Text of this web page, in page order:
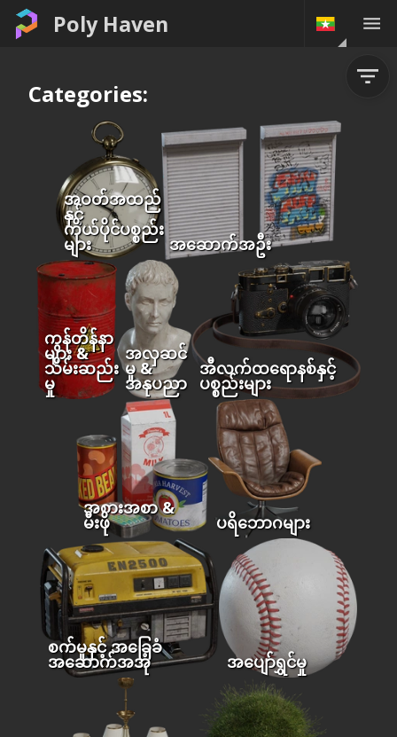
Poly Haven
Categories:
အဝတ်အထည်
နှင့်
ကိုယ်ပိုင်ပစ္စည်း
များ အဆောက်အဦး
ကွန်တိန်နာ
များ &
သိမ်းဆည်း
မှု
အလှဆင်
မှု &
အနုပညာ
အီလက်ထရောနစ်နှင့်
ပစ္စည်းများ
အစားအစာ &
မီးဖို ပရိဘောဂများ
စက်မှုနှင့် အခြေခံ
အဆောက်အအုံ အပျော်ရွှင်မှု